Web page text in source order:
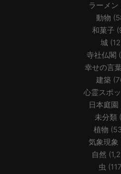
ラーメン
動物
和菓子
城
寺社仏閣
幸せの言
建築
心霊スポッ
日本庭園
未分類
植物
気象現象
自然
虫